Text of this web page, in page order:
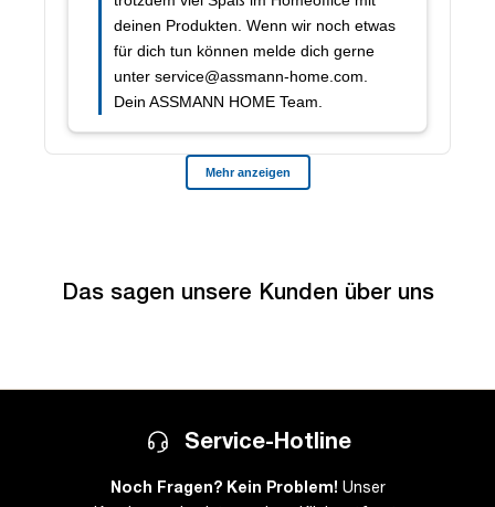
Das sagen unsere Kunden über uns
Service-Hotline
Noch Fragen? Kein Problem! Unser